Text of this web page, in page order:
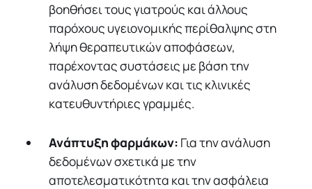
βοηθήσει τους γιατρούς και άλλους
παρόχους υγειονομικής περίθαλψης στη
λήψη θεραπευτικών αποφάσεων,
παρέχοντας συστάσεις με βάση την
ανάλυση δεδομένων και τις κλινικές
κατευθυντήριες γραμμές.
Ανάπτυξη φαρμάκων: Για την ανάλυση
δεδομένων σχετικά με την
αποτελεσματικότητα και την ασφάλεια